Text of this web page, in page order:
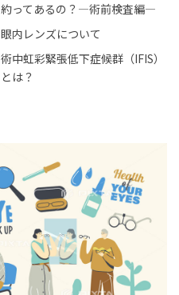
約ってあるの？―術前検査編―
眼内レンズについて
術中虹彩緊張低下症候群（IFIS）
とは？